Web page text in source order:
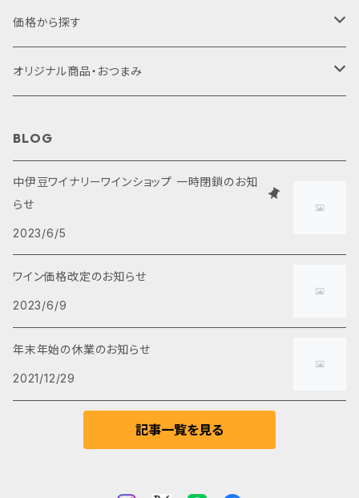
ギフトセット
プレミアムシリーズ
サクラアワード2022
甘口ワイン
ノンアルコール
価格から探す
1,000円未満
オリジナル商品・おつまみ
BLOG
中伊豆ワイナリーワインショップ 一時閉鎖のお知
らせ
2023/6/5
ワイン価格改定のお知らせ
2023/6/9
年末年始の休業のお知らせ
2021/12/29
記事一覧を見る